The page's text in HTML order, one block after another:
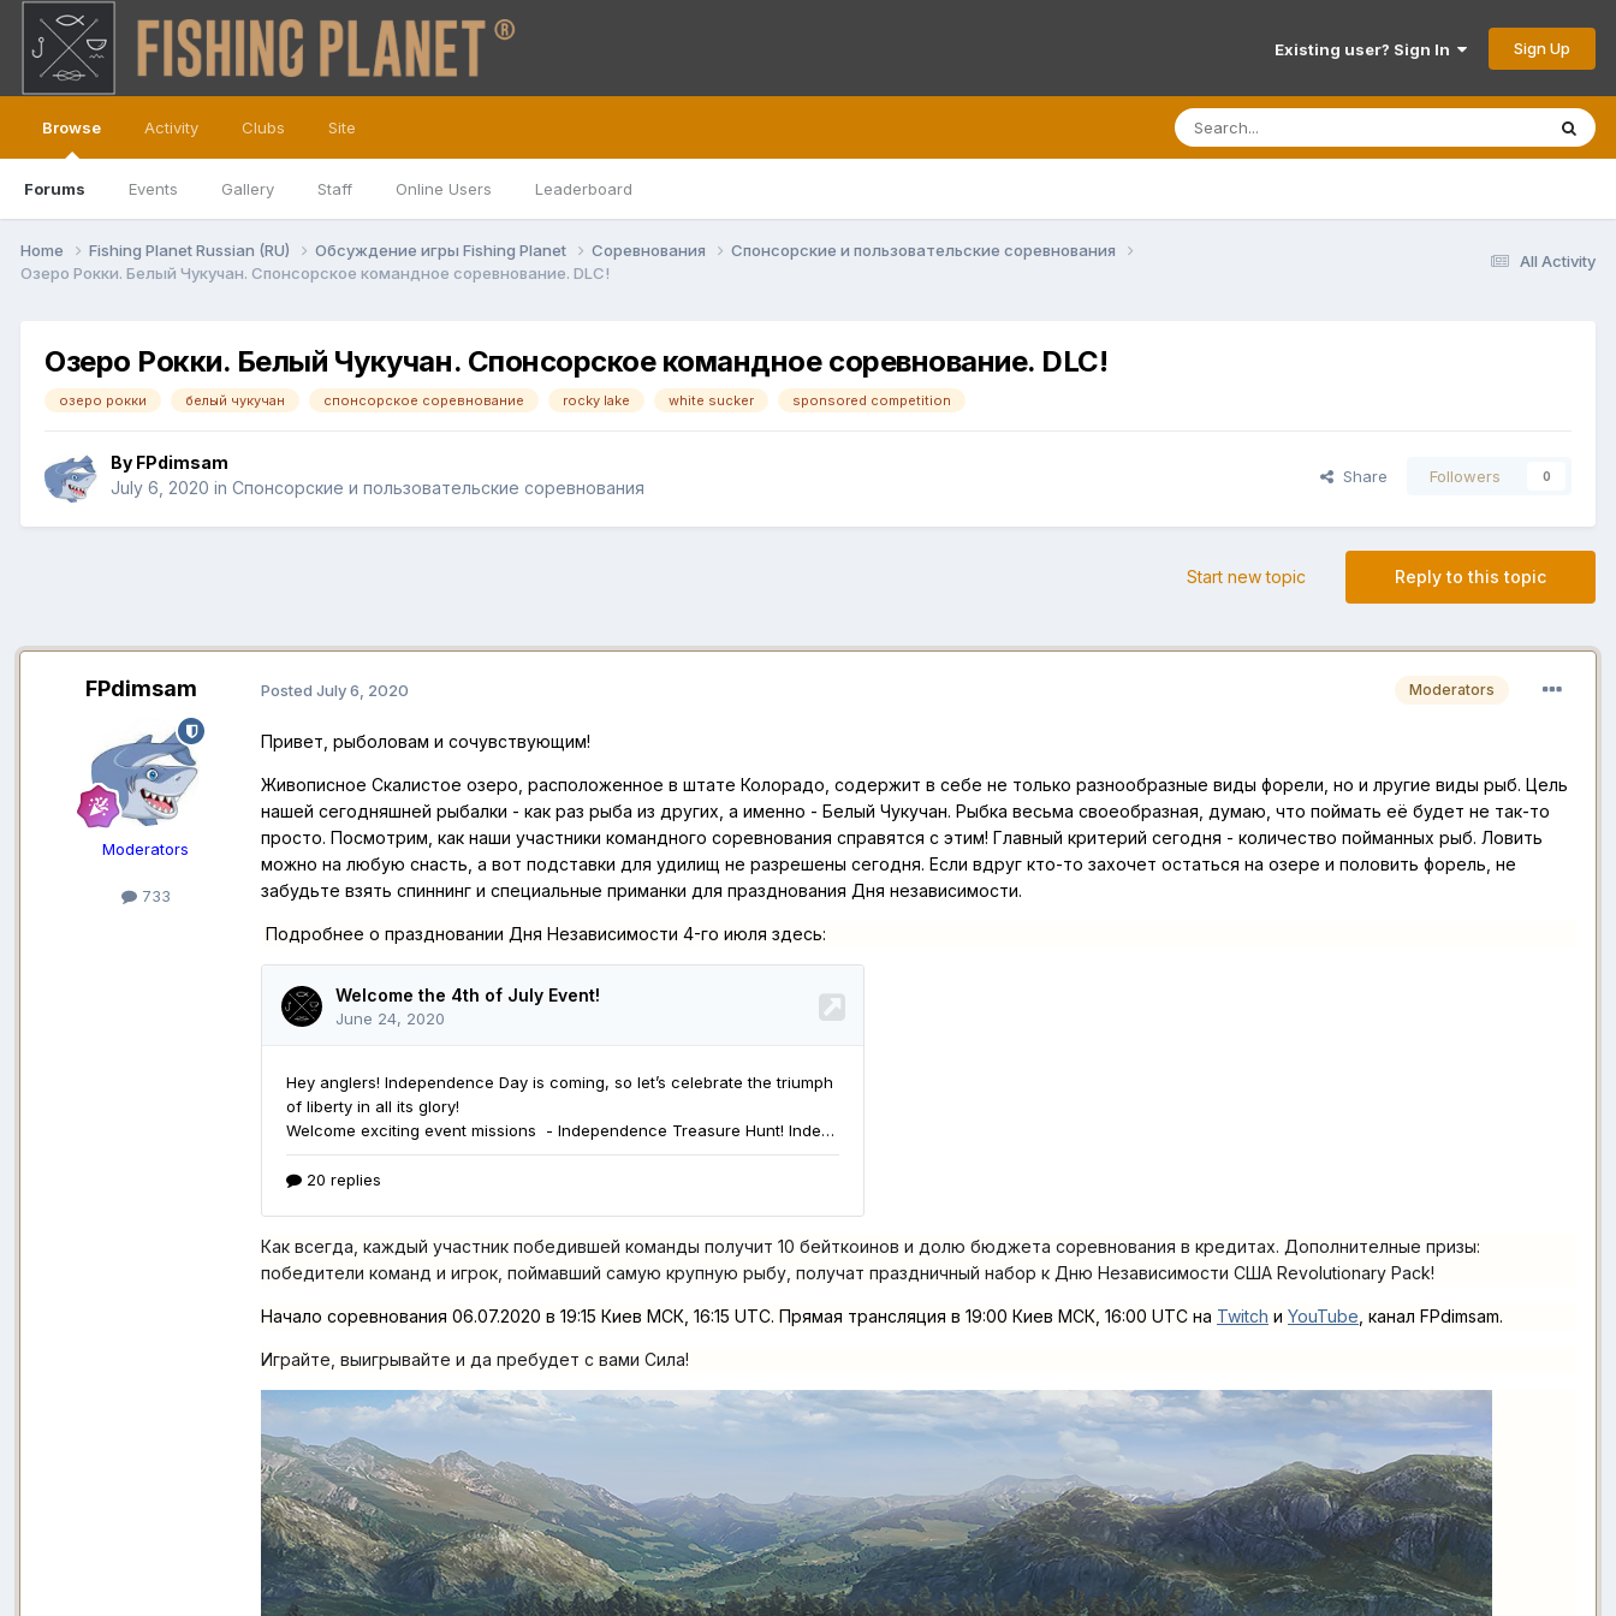
Existing user? Sign In Sign Up
Browse
Forums Events Gallery Staff Online Users Leaderboard
Activity Clubs Site
All Activity
Home Fishing Planet Russian (RU) Обсуждение игры Fishing Planet Соревнования
Спонсорские и пользовательские соревнования
Озеро Рокки. Белый Чукучан. Спонсорское командное соревнование. DLC!
Озеро Рокки. Белый Чукучан. Спонсорское командное соревнование. DLC!
озеро рокки белый чукучан спонсорское соревнование rocky lake white sucker sponsored competition
By FPdimsam
July 6, 2020 in Спонсорские и пользовательские соревнования
Share Followers 0
Reply to this topic
Start new topic
FPdimsam
Moderators
733
Moderators
Posted July 6, 2020
Привет, рыболовам и сочувствующим!
Живописное Скалистое озеро, расположенное в штате Колорадо, содержит в себе не только разнообразные виды форели, но и лругие виды рыб. Цель
нашей сегодняшней рыбалки - как раз рыба из других, а именно - Белый Чукучан. Рыбка весьма своеобразная, думаю, что поймать её будет не так-то
просто. Посмотрим, как наши участники командного соревнования справятся с этим! Главный критерий сегодня - количество пойманных рыб. Ловить
можно на любую снасть, а вот подставки для удилищ не разрешены сегодня. Если вдруг кто-то захочет остаться на озере и половить форель, не
забудьте взять спиннинг и специальные приманки для празднования Дня независимости.
Подробнее о праздновании Дня Независимости 4-го июля здесь:
Как всегда, каждый участник победившей команды получит 10 бейткоинов и долю бюджета соревнования в кредитах. Дополнителные призы:
победители команд и игрок, поймавший самую крупную рыбу, получат праздничный набор к Дню Независимости США Revolutionary Pack!
Начало соревнования 06.07.2020 в 19:15 Киев МСК, 16:15 UTC. Прямая трансляция в 19:00 Киев МСК, 16:00 UTC на Twitch и YouTube , канал FPdimsam.
Играйте, выигрывайте и да пребудет с вами Сила!